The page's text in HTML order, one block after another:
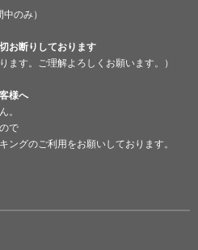
のみ）
お断りしております
ます。ご理解よろしくお願います。）
様へ
。
で
ングのご利用をお願いしております。